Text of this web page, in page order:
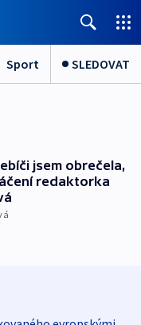
Sport SLEDOVAT
jsem obrečela,
redaktorka